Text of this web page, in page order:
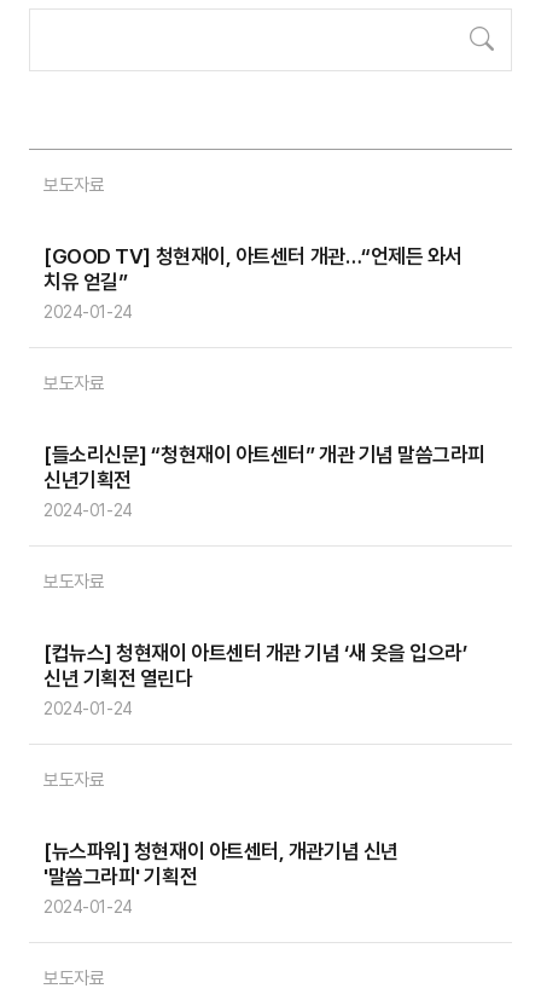
검색
보도자료
[GOOD TV] 청현재이, 아트센터 개관…“언제든 와서
치유 얻길”
2024-01-24
보도자료
[들소리신문] “청현재이 아트센터” 개관 기념 말씀그라피
신년기획전
2024-01-24
보도자료
[컵뉴스] 청현재이 아트센터 개관 기념 ‘새 옷을 입으라’
신년 기획전 열린다
2024-01-24
보도자료
[뉴스파워] 청현재이 아트센터, 개관기념 신년
'말씀그라피' 기획전
2024-01-24
보도자료